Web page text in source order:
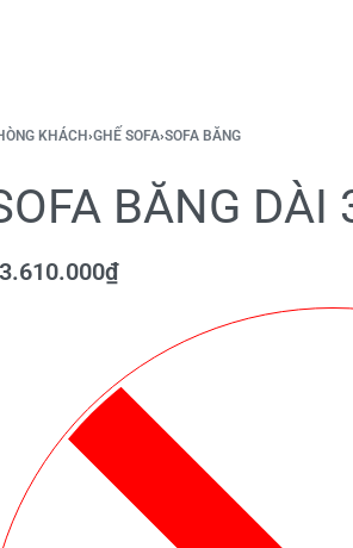
KHÁCH ›GHẾ SOFA›SOFA BĂNG
BĂNG DÀI
₫